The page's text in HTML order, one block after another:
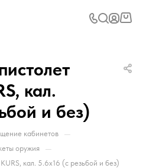
кал.
и без)
кабинетов —
оружия —
кал. 5.6x16 (с резьбой и без)